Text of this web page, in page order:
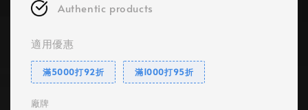
Authentic products
適用優惠
滿5000打92折 滿1000打95折
廠牌